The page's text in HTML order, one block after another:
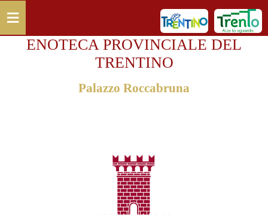
≡
ENOTECA PROVINCIALE DEL
TRENTINO
Palazzo Roccabruna